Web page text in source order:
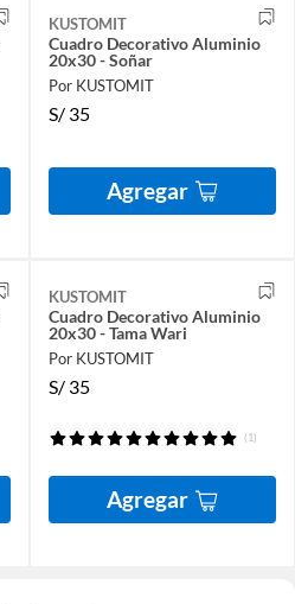
KUSTOMIT
Cuadro Decorativo Aluminio
20x30 - Soñar
Por KUSTOMIT
S/ 35
Agregar
KUSTOMIT
Cuadro Decorativo Aluminio
20x30 - Tama Wari
Por KUSTOMIT
S/ 35
(1)
Agregar